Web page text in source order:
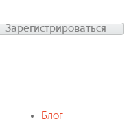
Зарегистрироваться
Блог